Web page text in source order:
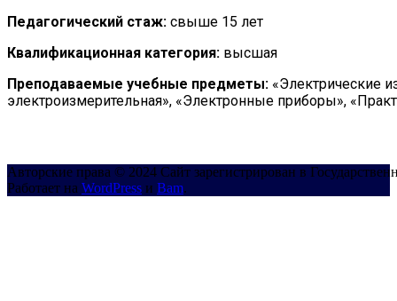
Педагогический стаж: свыше 15 лет
Квалификационная категория: высшая
Преподаваемые учебные предметы: «Электрические
электроизмерительная», «Электронные приборы»,
Авторские права © 2024 Сайт зарегистрирован в
Работает на WordPress и Bam.